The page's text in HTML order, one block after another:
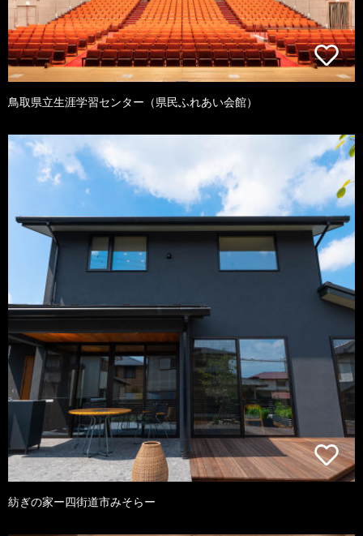
鳥取県立生涯学習センター（県民ふれあい会館）
紡ぎの家ー四街道市みそらー